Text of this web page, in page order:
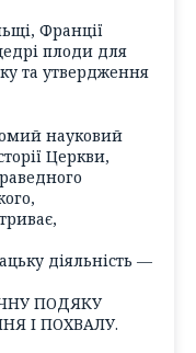
Франції
плоди для
та утвердження
науковий
Церкви,
діяльність —
ПОДЯКУ
І ПОХВАЛУ.